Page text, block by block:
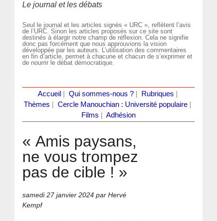
Le journal et les débats
Seul le journal et les articles signés « URC », reflètent l’avis
de l’URC. Sinon les articles proposés sur ce site sont
destinés à élargir notre champ de réflexion. Cela ne signifie
donc pas forcément que nous approuvions la vision
développée par les auteurs. L’utilisation des commentaires
en fin d’article, permet à chacune et chacun de s’exprimer et
de nourrir le débat démocratique.
Accueil Qui sommes-nous ?| Rubriques
Thèmes
Cercle Manouchian : Université populaire
Films
Adhésion
« Amis paysans,
ne vous trompez
pas de cible ! »
samedi 27 janvier 2024 par Hervé
Kempf